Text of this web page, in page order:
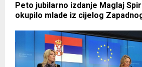
Peto jubilarno izdanje Maglaj
okupilo mlade iz cijelog